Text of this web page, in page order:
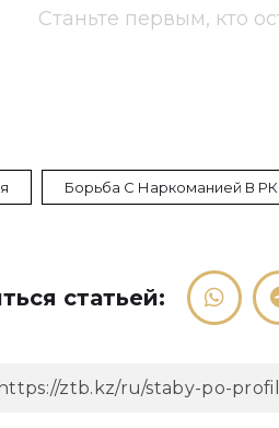
Станьте первым, кто
Борьба С Наркоманией В РК
статьей: